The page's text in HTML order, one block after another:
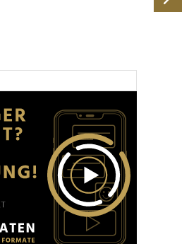
möglicherweise mit